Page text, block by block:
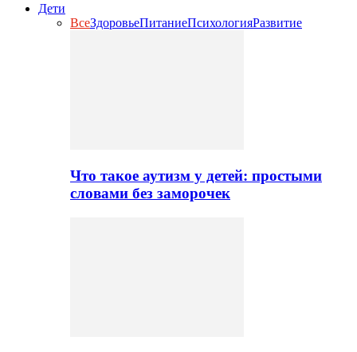
Дети
ВсеЗдоровьеПитаниеПсихологияРазвитие
Что такое аутизм у детей: простыми
словами без заморочек